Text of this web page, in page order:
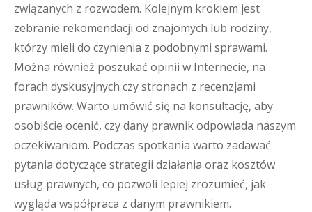
związanych z rozwodem. Kolejnym krokiem jest
zebranie rekomendacji od znajomych lub rodziny,
którzy mieli do czynienia z podobnymi sprawami.
Można również poszukać opinii w Internecie, na
forach dyskusyjnych czy stronach z recenzjami
prawników. Warto umówić się na konsultację, aby
osobiście ocenić, czy dany prawnik odpowiada naszym
oczekiwaniom. Podczas spotkania warto zadawać
pytania dotyczące strategii działania oraz kosztów
usług prawnych, co pozwoli lepiej zrozumieć, jak
wygląda współpraca z danym prawnikiem.